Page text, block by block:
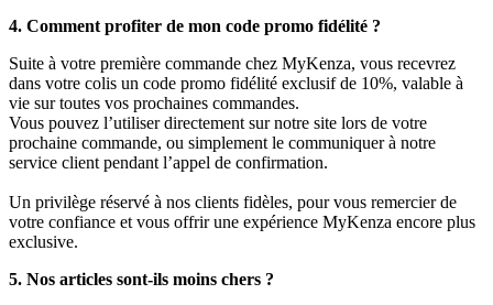
4. Comment profiter de mon code promo fidélité ?
Suite à votre première commande chez MyKenza, vous recevrez
dans votre colis un code promo fidélité exclusif de 10%, valable à
vie sur toutes vos prochaines commandes.
Vous pouvez l’utiliser directement sur notre site lors de votre
prochaine commande, ou simplement le communiquer à notre
service client pendant l’appel de confirmation.
Un privilège réservé à nos clients fidèles, pour vous remercier de
votre confiance et vous offrir une expérience MyKenza encore plus
exclusive.
5. Nos articles sont-ils moins chers ?